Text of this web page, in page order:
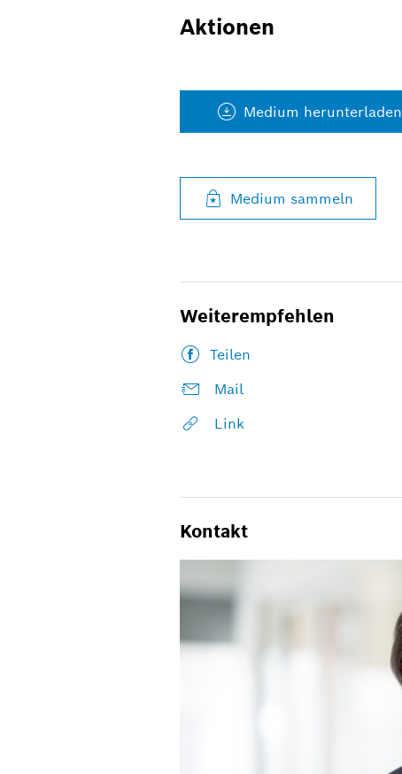
Aktionen
Medium herunterladen
Medium sammeln
Weiterempfehlen
Teilen
Mail
Link
Kontakt